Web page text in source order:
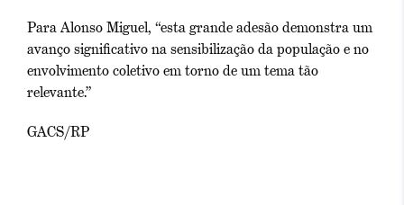
Para Alonso Miguel, “esta grande adesão demonstra um
avanço significativo na sensibilização da população e no
envolvimento coletivo em torno de um tema tão
relevante.”
GACS/RP